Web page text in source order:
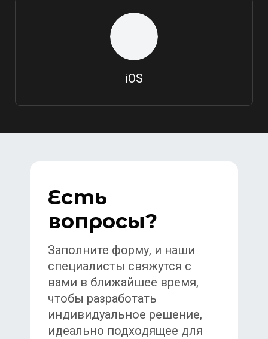
iOS
Есть
вопросы?
Заполните форму, и наши
специалисты свяжутся с
вами в ближайшее время,
чтобы разработать
индивидуальное решение,
идеально подходящее для